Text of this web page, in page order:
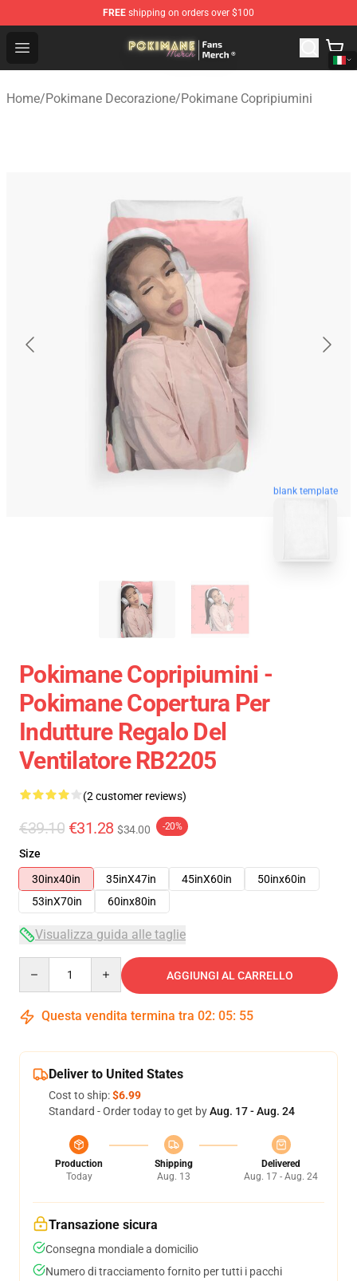
FREE shipping on orders over $100
Open menu
Pokimane Store - Official Pokimane Merchandise Shop
Home/Pokimane Decorazione/Pokimane Copripiumini
blank template
Pokimane Copripiumini -
Pokimane Copertura Per
Indutture Regalo Del
Ventilatore RB2205
(2 customer reviews)
€39.10 €31.28 $34.00 -20%
Size
30inx40in
35inX47in 45inX60in
50inx60in
53inX70in
60inx80in
Visualizza guida alle taglie
AGGIUNGI AL CARRELLO
Questa vendita termina tra 02: 05: 54
Deliver to United States
Cost to ship:$6.99
Standard - Order today to get byAug. 17 - Aug. 24
Production
Today
Shipping
Aug. 13
Delivered
Aug. 17 - Aug. 24
Transazione sicura
Consegna mondiale a domicilio
Numero di tracciamento fornito per tutti i pacchi